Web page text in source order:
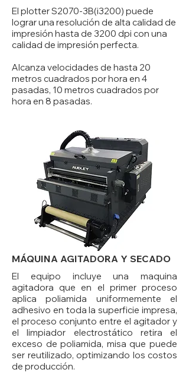
El plotter S2070-3B(i3200) puede
lograr una resolución de alta calidad de
impresión hasta de 3200 dpi con una
calidad de impresión perfecta.
Alcanza velocidades de hasta 20
metros cuadrados por hora en 4
pasadas, 10 metros cuadrados por
hora en 8 pasadas.
MÁQUINA AGITADORA Y SECADO
El equipo incluye una maquina
agitadora que en el primer proceso
aplica poliamida uniformemente el
adhesivo en toda la superficie impresa,
el proceso conjunto entre el agitador y
el limpiador electrostático retira el
exceso de poliamida, misa que puede
ser reutilizado, optimizando los costos
de producción.